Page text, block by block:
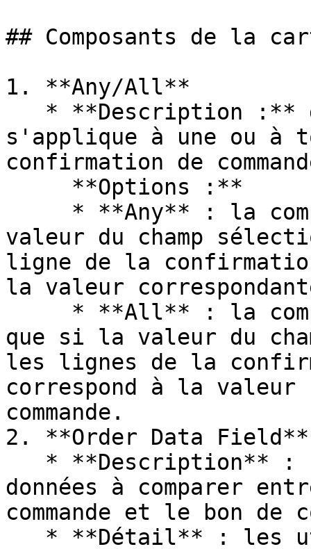
## Composants de la
1. **Any/All**
s'applique à une ou à
confirmation de
valeur du champ
ligne de la confirmation
la valeur
que si la valeur du
les lignes de la
correspond à la valeur
commande.
2. **Order Data Field**
données à comparer
commande et le bon de